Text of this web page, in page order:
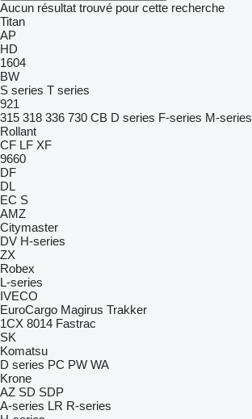
Aucun résultat trouvé pour cette recherche
Titan
AP
HD
1604
BW
S series T series
921
315 318 336 730 CB D series F-series M-series
Rollant
CF LF XF
9660
DF
DL
EC S
AMZ
Citymaster
DV H-series
ZX
Robex
L-series
IVECO
EuroCargo Magirus Trakker
1CX 8014 Fastrac
SK
Komatsu
D series PC PW WA
Krone
AZ SD SDP
A-series LR R-series